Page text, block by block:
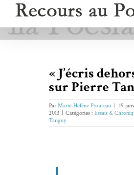
« J’écris
sur Pierre
ParMarie-Hélène Prouteau
19
2013
Catégories : Essais &
Tanguy